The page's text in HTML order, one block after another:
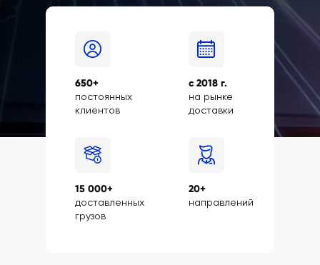
650+
постоянных
клиентов
с 2018 г.
на рынке
доставки
15 000+
доставленных
грузов
20+
направлений